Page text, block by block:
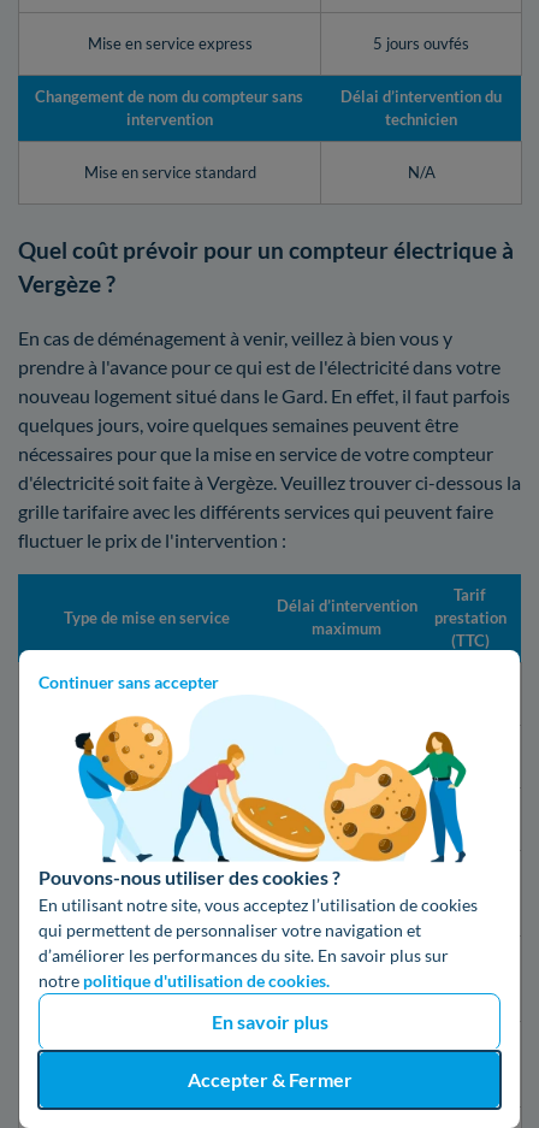
Continuer sans accepter
Pouvons-nous utiliser des cookies ?
En utilisant notre site, vous acceptez l’utilisation de cookies
qui permettent de personnaliser votre navigation et
d’améliorer les performances du site. En savoir plus sur
notre politique d'utilisation de cookies.
En savoir plus
Accepter & Fermer
Mise en service express 5 jours ouvfés
Changement de nom du compteur sans
intervention
Délai d’intervention du
technicien
Mise en service standard N/A
Quel coût prévoir pour un compteur électrique à
Vergèze ?
En cas de déménagement à venir, veillez à bien vous y
prendre à l'avance pour ce qui est de l'électricité dans votre
nouveau logement situé dans le Gard. En effet, il faut parfois
quelques jours, voire quelques semaines peuvent être
nécessaires pour que la mise en service de votre compteur
d'électricité soit faite à Vergèze. Veuillez trouver ci-dessous la
grille tarifaire avec les différents services qui peuvent faire
fluctuer le prix de l'intervention :
Type de mise en service
Délai d’intervention
maximum
Tarif
prestation
(TTC)
Changement de fournisseur
Mise en service standard 5 jours ouvrés 16,79€
Mise en service express 2 jours ouvrés 55,07€
24h après la
souscription
Mise en service d’urgence
compteur Linky
30 minutes
Première mise en service
(nouveau raccordement)
10 jours
ouvrés